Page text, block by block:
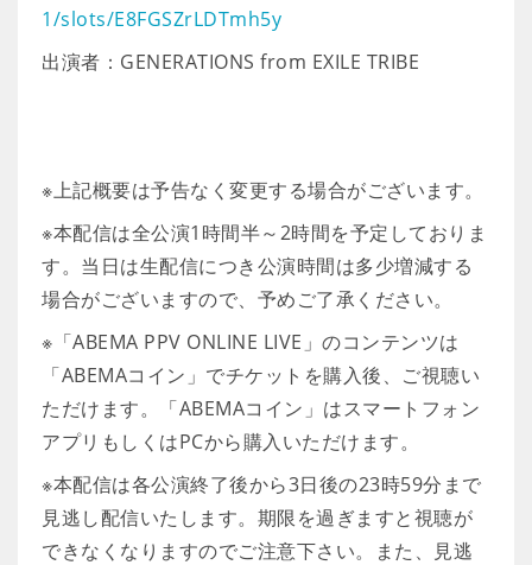
1/slots/E8FGSZrLDTmh5y
出演者：GENERATIONS from EXILE TRIBE
※上記概要は予告なく変更する場合がございます。
※本配信は全公演1時間半～2時間を予定しておりま
す。当日は生配信につき公演時間は多少増減する
場合がございますので、予めご了承ください。
※「ABEMA PPV ONLINE LIVE」のコンテンツは
「ABEMAコイン」でチケットを購入後、ご視聴い
ただけます。「ABEMAコイン」はスマートフォン
アプリもしくはPCから購入いただけます。
※本配信は各公演終了後から3日後の23時59分まで
見逃し配信いたします。期限を過ぎますと視聴が
できなくなりますのでご注意下さい。また、見逃